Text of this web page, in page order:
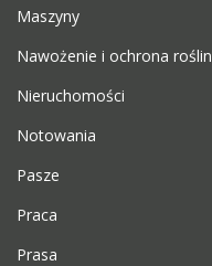
Maszyny
Nawożenie i ochrona roślin
Nieruchomości
Notowania
Pasze
Praca
Prasa